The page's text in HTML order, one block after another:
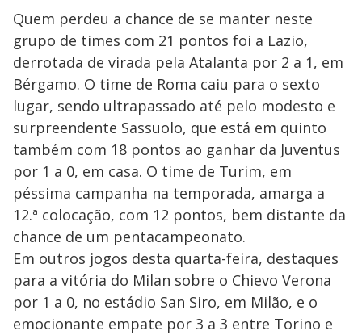
Quem perdeu a chance de se manter neste
grupo de times com 21 pontos foi a Lazio,
derrotada de virada pela Atalanta por 2 a 1, em
Bérgamo. O time de Roma caiu para o sexto
lugar, sendo ultrapassado até pelo modesto e
surpreendente Sassuolo, que está em quinto
também com 18 pontos ao ganhar da Juventus
por 1 a 0, em casa. O time de Turim, em
péssima campanha na temporada, amarga a
12.ª colocação, com 12 pontos, bem distante da
chance de um pentacampeonato.
Em outros jogos desta quarta-feira, destaques
para a vitória do Milan sobre o Chievo Verona
por 1 a 0, no estádio San Siro, em Milão, e o
emocionante empate por 3 a 3 entre Torino e